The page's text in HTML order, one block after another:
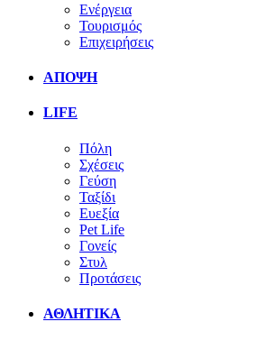
Ενέργεια
Τουρισμός
Επιχειρήσεις
ΑΠΟΨΗ
LIFE
Πόλη
Σχέσεις
Γεύση
Ταξίδι
Ευεξία
Pet Life
Γονείς
Στυλ
Προτάσεις
ΑΘΛΗΤΙΚΑ